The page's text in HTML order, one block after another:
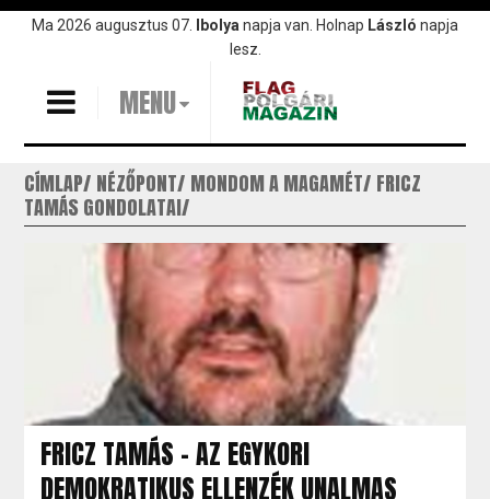
UgrásMa 2026 augusztus 07. Ibolya napja van. Holnap László napja
lesz.
MENU
CÍMLAP NÉZŐPONT MONDOM A MAGAMÉT FRICZ
TAMÁS GONDOLATAI
FRICZ TAMÁS - AZ EGYKORI
DEMOKRATIKUS ELLENZÉK UNALMAS